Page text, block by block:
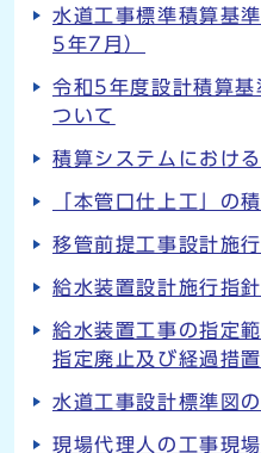
水道工事標準積算基
5年7月）
令和5年度設計積算基
ついて
積算システムにおけ
「本管口仕上工」の
移管前提工事設計施
給水装置設計施行指
給水装置工事の指定
指定廃止及び経過措
水道工事設計標準図
現場代理人の工事現